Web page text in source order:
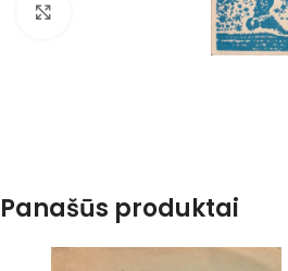
Spustelėkite, kad padidintumėte
Panašūs produktai